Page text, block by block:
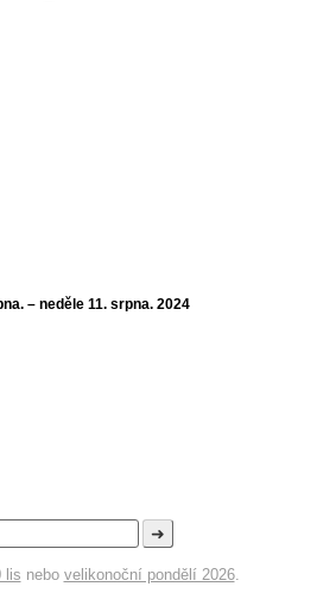
– neděle 11. srpna. 2024
➜
lis nebo velikonoční pondělí 2026.